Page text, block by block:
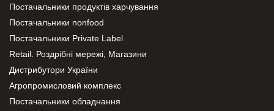
Постачальники продуктів харчування
Постачальники nonfood
Постачальники Private Label
Retail. Роздрібні мережі, Магазини
Дистрибутори України
Агропромисловий комплекс
Постачальники обладнання